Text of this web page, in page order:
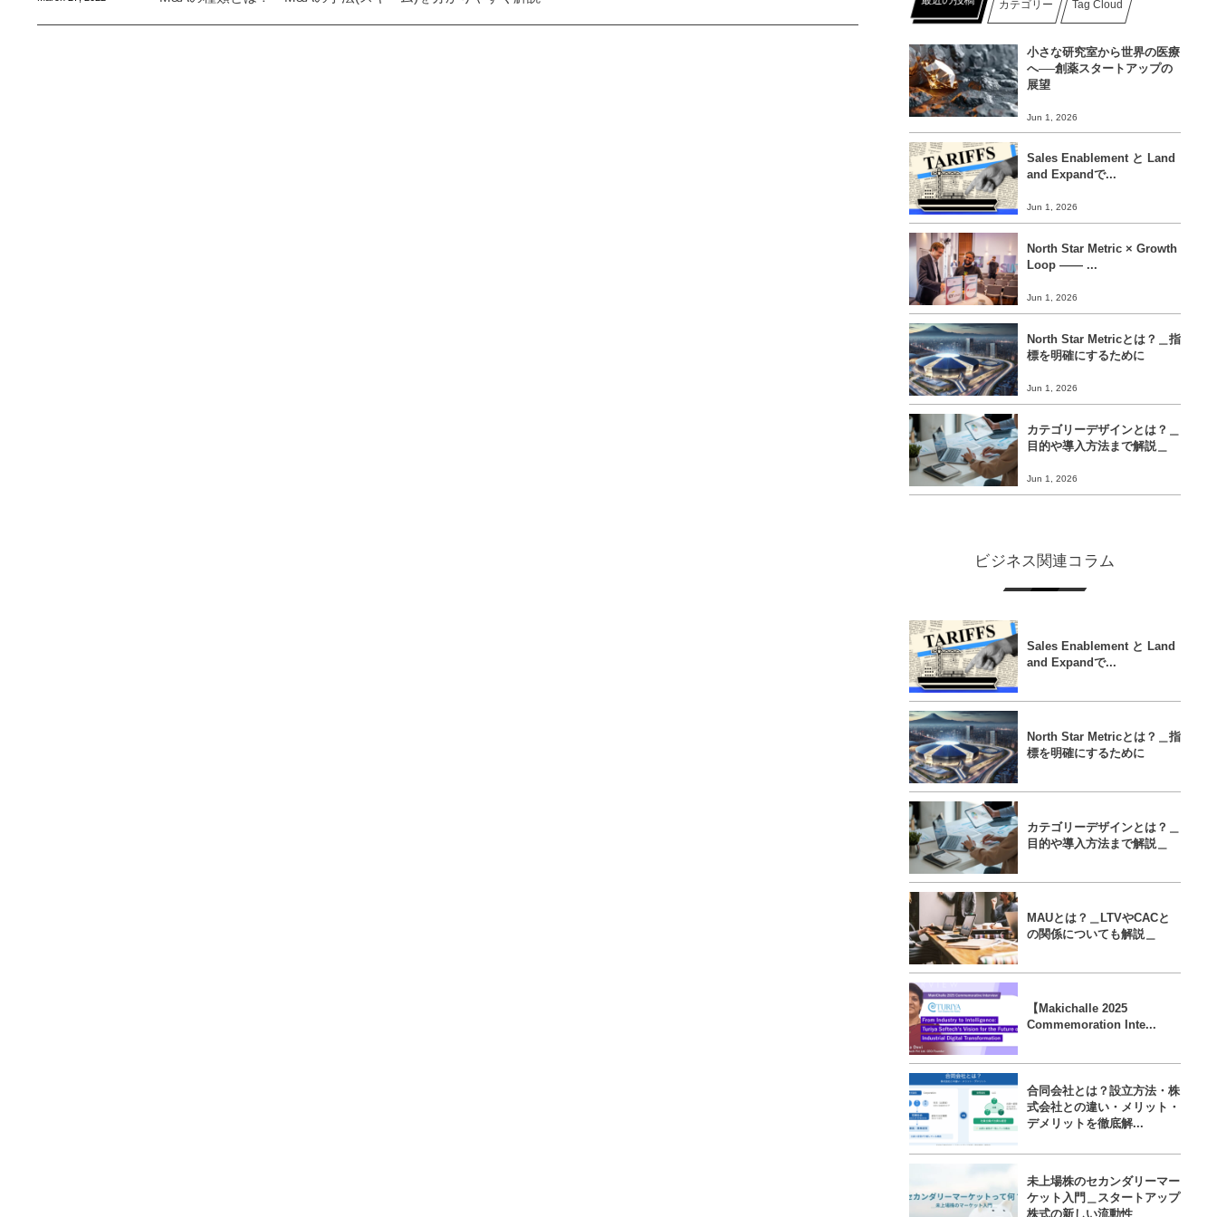
カテゴリー Tag Cloud
小さな研究室から世界の医療
へ──創薬スタートアップの
展望
Jun 1, 2026
Sales Enablement と Land
and Expandで...
Jun 1, 2026
North Star Metric × Growth
Loop ―― ...
Jun 1, 2026
North Star Metricとは？＿指
標を明確にするために
Jun 1, 2026
カテゴリーデザインとは？＿
目的や導入方法まで解説＿
Jun 1, 2026
ビジネス関連コラム
Sales Enablement と Land
and Expandで...
North Star Metricとは？＿指
標を明確にするために
カテゴリーデザインとは？＿
目的や導入方法まで解説＿
MAUとは？＿LTVやCACと
の関係についても解説＿
【Makichalle 2025
Commemoration Inte...
合同会社とは？設立方法・株
式会社との違い・メリット・
デメリットを徹底解...
未上場株のセカンダリーマー
ケット入門＿スタートアップ
株式の新しい流動性